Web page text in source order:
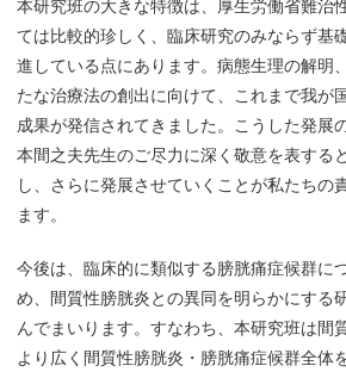
本研究班の大きな特徴は、厚生労働省難治
ては比較的珍しく、臨床研究のみならず基
進している点にあります。病態生理の解明
たな治療法の創出に向けて、これまで我が
成果が発信されてきました。こうした発展
本間之夫先生のご尽力に深く敬意を表する
し、さらに発展させていくことが私たちの
ます。
今後は、臨床的に類似する膀胱痛症候群に
め、間質性膀胱炎との異同を明らかにする
んでまいります。すなわち、本研究班は間
より広く間質性膀胱炎・膀胱痛症候群全体